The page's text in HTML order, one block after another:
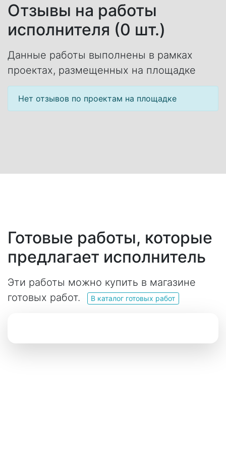
Отзывы на работы
исполнителя (0 шт.)
Данные работы выполнены в рамках
проектах, размещенных на площадке
Нет отзывов по проектам на площадке
Готовые работы, которые
предлагает исполнитель
Эти работы можно купить в магазине
готовых работ.
В каталог готовых работ